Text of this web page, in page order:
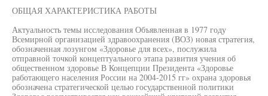
ОБЩАЯ ХАРАКТЕРИСТИКА РАБОТЫ
Актуальность темы исследования Объявленная в 1977 году
Всемирной организацией здравоохранения (ВОЗ) новая стратегия,
обозначенная лозунгом «Здоровье для всех», послужила
отправной точкой концептуального этапа развития учения об
общественном здоровье В Концепции Президента «Здоровье
работающего населения России на 2004-2015 гг» охрана здоровья
обозначена стратегической целью государственной политики